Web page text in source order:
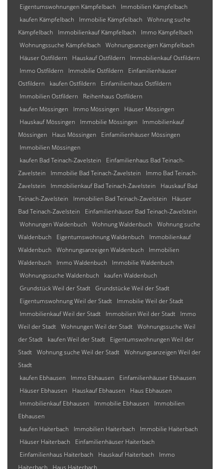
Eigentumswohnungen Kämpfelbach
Immobilien Kämpfelbach
kaufen Kämpfelbach
Immobilie Kämpfelbach
Wohnung suche
Kämpfelbach
Immobilienkauf Kämpfelbach
Immo Kämpfelbach
Wohnungssuche Kämpfelbach
Wohnungsanzeigen Kämpfelbach
Häuser Ostfildern
Hauskauf Ostfildern
Immobilienkauf Ostfildern
Immo Ostfildern
Immobilie Ostfildern
Einfamilienhäuser
Ostfildern
kaufen Ostfildern
Einfamilienhaus Ostfildern
Immobilien Ostfildern
Reihenhaus Ostfildern
kaufen Mössingen
Immo Mössingen
Häuser Mössingen
Hauskauf Mössingen
Immobilie Mössingen
Immobilienkauf
Mössingen
Haus Mössingen
Einfamilienhäuser Mössingen
Immobilien Mössingen
kaufen Bad Teinach-Zavelstein
Einfamilienhaus Bad Teinach-
Zavelstein
Immobilie Bad Teinach-Zavelstein
Immo Bad Teinach-
Zavelstein
Immobilienkauf Bad Teinach-Zavelstein
Hauskauf Bad
Teinach-Zavelstein
Immobilien Bad Teinach-Zavelstein
Häuser
Bad Teinach-Zavelstein
Einfamilienhäuser Bad Teinach-Zavelstein
Wohnungen Waldenbuch
Wohnung Waldenbuch
Wohnung suche
Waldenbuch
Eigentumswohnung Waldenbuch
Immobilienkauf
Waldenbuch
Wohnungsanzeigen Waldenbuch
Immobilien
Waldenbuch
Immo Waldenbuch
Immobilie Waldenbuch
Wohnungssuche Waldenbuch
kaufen Waldenbuch
Grundstück Weil der Stadt Grundstücke Weil der Stadt
Eigentumswohnung Weil der Stadt
Immobilie Weil der Stadt
Immobilienkauf Weil der Stadt
Immobilien Weil der Stadt
Immo
Weil der Stadt Wohnungen Weil der Stadt Wohnungssuche Weil
der Stadt
kaufen Weil der Stadt
Eigentumswohnungen Weil der
Stadt Wohnung suche Weil der Stadt Wohnungsanzeigen Weil der
Stadt
kaufen Ebhausen
Immo Ebhausen
Einfamilienhäuser Ebhausen
Häuser Ebhausen
Hauskauf Ebhausen
Haus Ebhausen
Immobilienkauf Ebhausen
Immobilie Ebhausen
Immobilien
Ebhausen
kaufen Haiterbach
Immobilien Haiterbach
Immobilie Haiterbach
Häuser Haiterbach
Einfamilienhäuser Haiterbach
Einfamilienhaus Haiterbach
Hauskauf Haiterbach
Immo
Haiterbach
Haus Haiterbach